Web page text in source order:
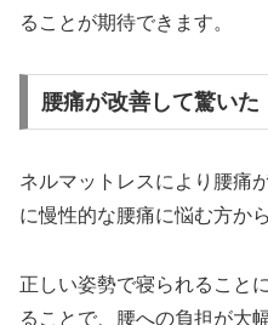
ることが期待できます。
腰痛が改善して驚いた
ネルマットレスにより腰痛
に慢性的な腰痛に悩む方か
正しい姿勢で寝られること
ることで、腰への負担が大